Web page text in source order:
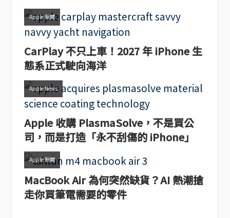
Apple 新聞
CarPlay 不只上車！2027 年 iPhone 生
態系正式駛向海洋
Apple News
Apple 收購 PlasmaSolve，不是買公
司，而是打造「永不刮傷的 iPhone」
Apple 新聞
MacBook Air 為何突然缺貨？AI 熱潮搶
走你買筆電需要的零件